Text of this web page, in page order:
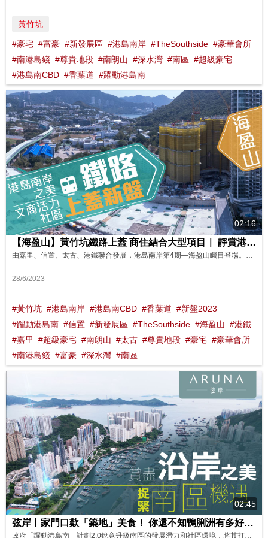
黃竹坑
#豪宅 #富豪 #新發展區 #港島南岸 #TheSouthside #豪華會所
#南港島綫 #尊貴地段 #南朗山 #深水灣 #南區 #超級豪宅
#港島南CBD #香葉道 #躍動港島南
02:16
【海盈山】黃竹坑鐵路上蓋 商住結合大型項目｜ 靜賞港島南岸之美 影片來源 : FINANCE 730
由嘉里、信置、太古、港鐵聯合發展，港島南岸第4期—海盈山矚目登場。坐落黃竹坑站上蓋，配合政府「躍動港島南」計劃，區內發展潛力指日可待。 海盈山共有2座，提供800伙，實用面積由351至2,291平方呎，間隔涵蓋1至4房。項目分為4A﹑4B期發展，分別涉及432及368伙，會先推出4A期應市，海盈山4A期實用面積由351至1,847平方呎，部分單位可以望到南朗山山景，或者綠化內園景色。 ...
28/6/2023
#黃竹坑 #港島南岸 #港島南CBD #香葉道 #新盤2023
#躍動港島南 #信置 #新發展區 #TheSouthside #海盈山 #港鐵
#嘉里
#超級豪宅 #南朗山 #太古 #尊貴地段 #豪宅 #豪華會所
#南港島綫 #富豪 #深水灣 #南區
02:45
弦岸丨家門口歎「築地」美食！ 你還不知鴨脷洲有多好住？ 影片來源： FINANCE 730